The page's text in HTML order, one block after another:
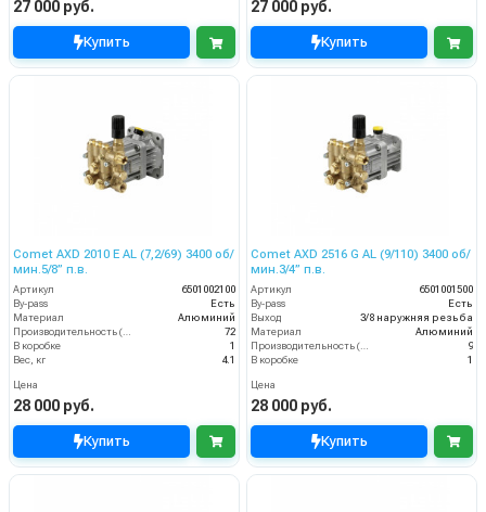
27 000 руб.
Купить
27 000 руб.
Купить
Comet AXD 2010 E AL (7,2/69) 3400 об/
мин.5/8” п.в.
Артикул
6501002100
By-pass
Есть
Материал
Алюминий
72
В коробке
1
Вес, кг
4.1
Цена
28 000 руб.
Купить
Comet AXD 2516 G AL (9/110) 3400 об/
мин.3/4” п.в.
Артикул
6501001500
By-pass
Есть
Выход
3/8 наружняя резьба
Материал
Алюминий
9
В коробке
1
Цена
28 000 руб.
Купить